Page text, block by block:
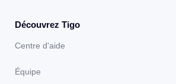
Découvrez Tigo
Centre d'aide
Équipe